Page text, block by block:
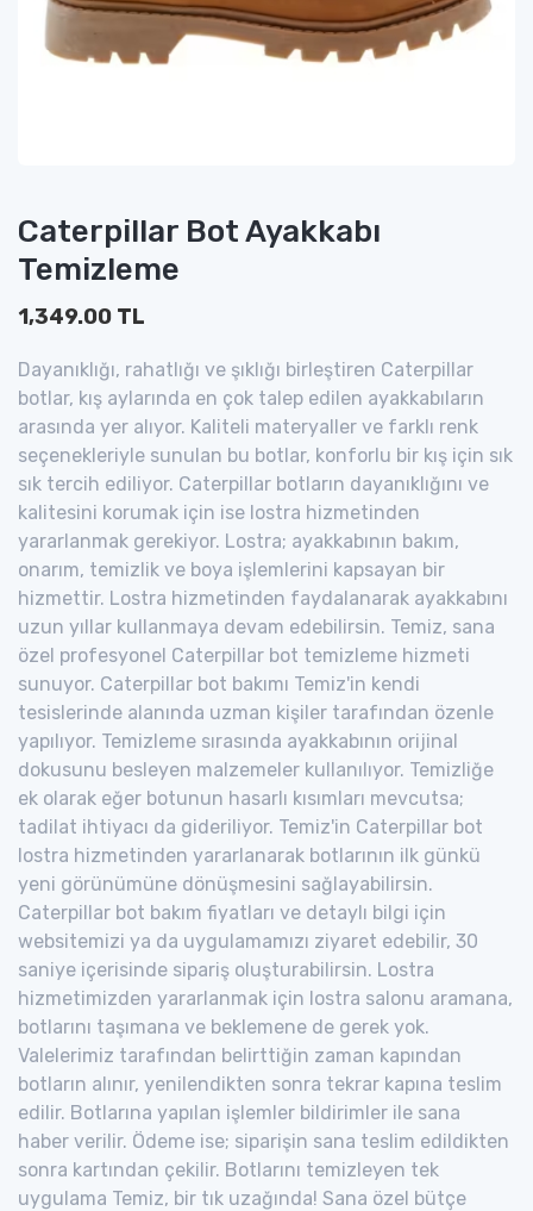
Caterpillar Bot Ayakkabı
Temizleme
1,349.00 TL
Dayanıklığı, rahatlığı ve şıklığı birleştiren Caterpillar
botlar, kış aylarında en çok talep edilen ayakkabıların
arasında yer alıyor. Kaliteli materyaller ve farklı renk
seçenekleriyle sunulan bu botlar, konforlu bir kış için sık
sık tercih ediliyor. Caterpillar botların dayanıklığını ve
kalitesini korumak için ise lostra hizmetinden
yararlanmak gerekiyor. Lostra; ayakkabının bakım,
onarım, temizlik ve boya işlemlerini kapsayan bir
hizmettir. Lostra hizmetinden faydalanarak ayakkabını
uzun yıllar kullanmaya devam edebilirsin. Temiz, sana
özel profesyonel Caterpillar bot temizleme hizmeti
sunuyor. Caterpillar bot bakımı Temiz'in kendi
tesislerinde alanında uzman kişiler tarafından özenle
yapılıyor. Temizleme sırasında ayakkabının orijinal
dokusunu besleyen malzemeler kullanılıyor. Temizliğe
ek olarak eğer botunun hasarlı kısımları mevcutsa;
tadilat ihtiyacı da gideriliyor. Temiz'in Caterpillar bot
lostra hizmetinden yararlanarak botlarının ilk günkü
yeni görünümüne dönüşmesini sağlayabilirsin.
Caterpillar bot bakım fiyatları ve detaylı bilgi için
websitemizi ya da uygulamamızı ziyaret edebilir, 30
saniye içerisinde sipariş oluşturabilirsin. Lostra
hizmetimizden yararlanmak için lostra salonu aramana,
botlarını taşımana ve beklemene de gerek yok.
Valelerimiz tarafından belirttiğin zaman kapından
botların alınır, yenilendikten sonra tekrar kapına teslim
edilir. Botlarına yapılan işlemler bildirimler ile sana
haber verilir. Ödeme ise; siparişin sana teslim edildikten
sonra kartından çekilir. Botlarını temizleyen tek
uygulama Temiz, bir tık uzağında! Sana özel bütçe